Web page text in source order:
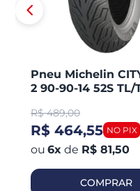
Pneu Michelin
2 90-90-14 52S TL/
R$ 489,00
R$ 464,55
6x de R$ 81,50
COMPRAR